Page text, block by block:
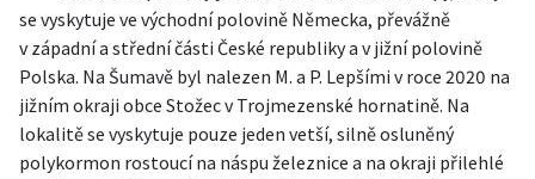
se vyskytuje ve východní polovině Německa, převážně
v západní a střední části České republiky a v jižní polovině
Polska. Na Šumavě byl nalezen M. a P. Lepšími v roce 2020 na
jižním okraji obce Stožec v Trojmezenské hornatině. Na
lokalitě se vyskytuje pouze jeden vetší, silně osluněný
polykormon rostoucí na náspu železnice a na okraji přilehlé